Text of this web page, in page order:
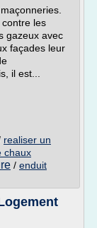
les
gazeux avec
façades leur
il est...
realiser un
chaux
/ enduit